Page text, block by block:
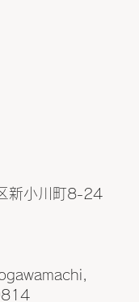
新小川町8-24